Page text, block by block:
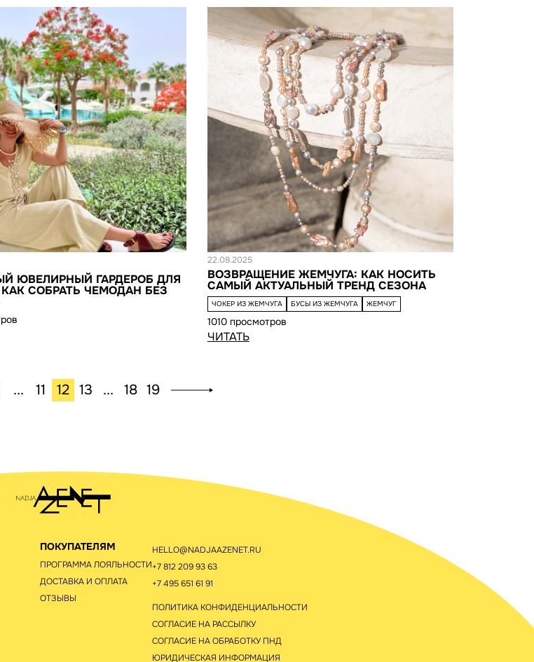
ЮВЕЛИРНЫЙ ГАРДЕРОБ ДЛЯ
СОБРАТЬ ЧЕМОДАН БЕЗ
Статья
22.08.2025
ВОЗВРАЩЕНИЕ ЖЕМЧУГА: КАК НОСИТЬ
САМЫЙ АКТУАЛЬНЫЙ ТРЕНД СЕЗОНА
ЧОКЕР ИЗ ЖЕМЧУГА БУСЫ ИЗ ЖЕМЧУГА ЖЕМЧУГ
1010 просмотров
ЧИТАТЬ
... 11 12 13 ... 18 19
ПОКУПАТЕЛЯМ
ПРОГРАММА ЛОЯЛЬНОСТИ
ДОСТАВКА И ОПЛАТА
ОТЗЫВЫ
HELLO@NADJAAZENET.RU
+7 812 209 93 63
+7 495 651 61 91
ПОЛИТИКА КОНФИДЕНЦИАЛЬНОСТИ
СОГЛАСИЕ НА РАССЫЛКУ
СОГЛАСИЕ НА ОБРАБОТКУ ПНД
ЮРИДИЧЕСКАЯ ИНФОРМАЦИЯ